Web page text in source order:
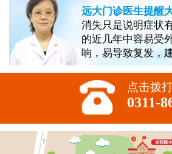
远大门诊医生提醒
消失只是说明症状
的近几年中容易受
响，易导致复发，
点击拨
0311-